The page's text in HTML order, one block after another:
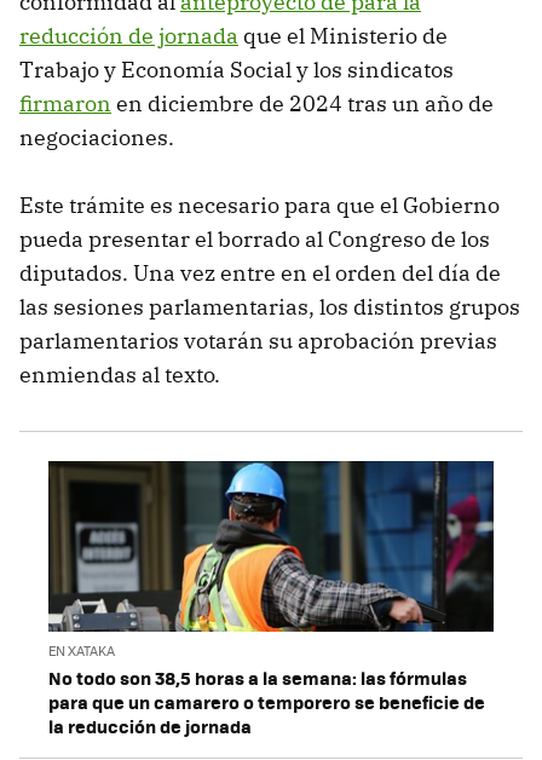
reducción de jornada que el Ministerio de
Trabajo y Economía Social y los sindicatos
firmaron en diciembre de 2024 tras un año de
negociaciones.
Este trámite es necesario para que el Gobierno
pueda presentar el borrado al Congreso de los
diputados. Una vez entre en el orden del día de
las sesiones parlamentarias, los distintos grupos
parlamentarios votarán su aprobación previas
enmiendas al texto.
EN XATAKA
No todo son 38,5 horas a la semana: las fórmulas
para que un camarero o temporero se beneficie de
la reducción de jornada